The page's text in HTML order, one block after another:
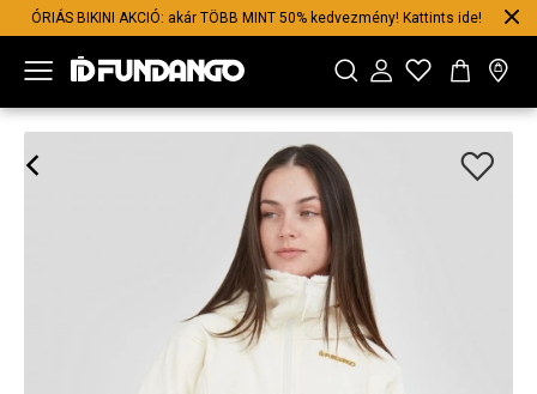
ÓRIÁS BIKINI AKCIÓ: akár TÖBB MINT 50% kedvezmény! Kattints ide!